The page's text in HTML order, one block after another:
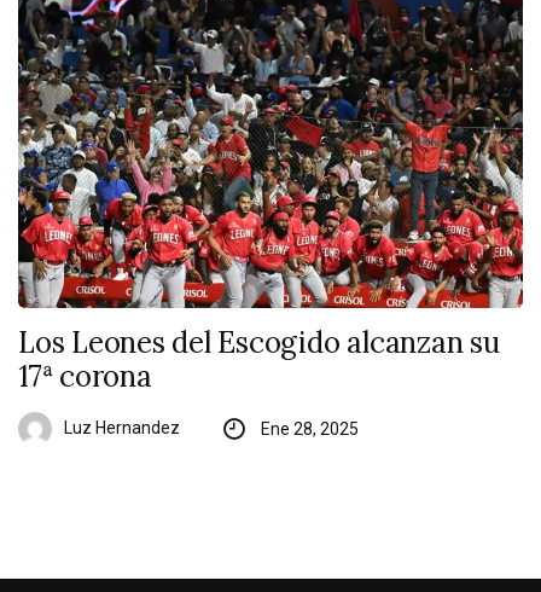
Los Leones del Escogido alcanzan su
17ª corona
Luz Hernandez Ene 28, 2025